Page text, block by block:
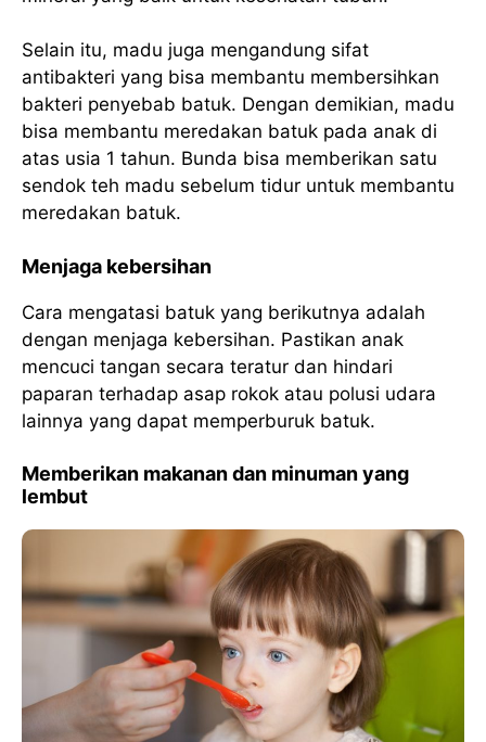
Selain itu, madu juga mengandung sifat
antibakteri yang bisa membantu membersihkan
bakteri penyebab batuk. Dengan demikian, madu
bisa membantu meredakan batuk pada anak di
atas usia 1 tahun. Bunda bisa memberikan satu
sendok teh madu sebelum tidur untuk membantu
meredakan batuk.
Menjaga kebersihan
Cara mengatasi batuk yang berikutnya adalah
dengan menjaga kebersihan. Pastikan anak
mencuci tangan secara teratur dan hindari
paparan terhadap asap rokok atau polusi udara
lainnya yang dapat memperburuk batuk.
Memberikan makanan dan minuman yang
lembut